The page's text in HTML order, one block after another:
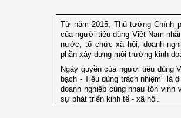
Từ năm 2015, Thủ tướng Chính
của người tiêu dùng Việt Nam
nước, tổ chức xã hội, doanh
phần xây dựng môi trường kinh
Ngày quyền của người tiêu dùng
bạch - Tiêu dùng trách nhiệm" là
doanh nghiệp cùng nhau tôn
sự phát triển kinh tế - xã hội.